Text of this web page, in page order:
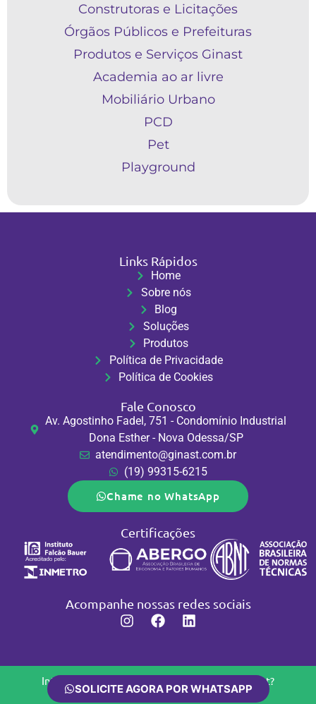
Construtoras e Licitações
Órgãos Públicos e Prefeituras
Produtos e Serviços Ginast
Academia ao ar livre
Mobiliário Urbano
PCD
Pet
Playground
Links Rápidos
Home
Sobre nós
Blog
Soluções
Produtos
Política de Privacidade
Política de Cookies
Fale Conosco
Av. Agostinho Fadel, 751 - Condomínio Industrial
Dona Esther - Nova Odessa/SP
atendimento@ginast.com.br
(19) 99315-6215
Chame no WhatsApp
Certificações
Acompanhe nossas redes sociais
Interessado em conhecer os produtos da Ginast?
SOLICITE AGORA POR WHATSAPP